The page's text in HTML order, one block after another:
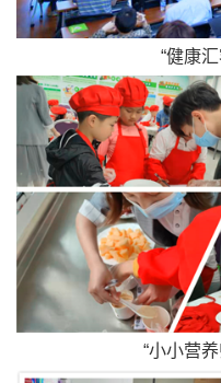
“健康
“小小营